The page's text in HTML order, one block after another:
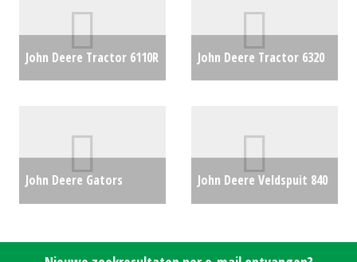
John Deere Tractor 6110R
John Deere Tractor 6320
John Deere Gators
(WD) #28511
€22750
John Deere Veldspuit 840
#20754
€22000